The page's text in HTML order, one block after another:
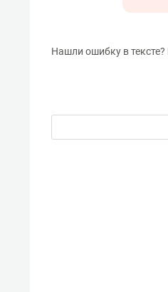
Нашли ошибку в